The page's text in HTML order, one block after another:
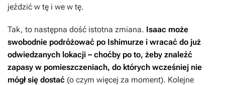
jeździć w tę i we w tę.
Tak, to następna dość istotna zmiana. Isaac może
swobodnie podróżować po Ishimurze i wracać do już
odwiedzanych lokacji – choćby po to, żeby znaleźć
zapasy w pomieszczeniach, do których wcześniej nie
mógł się dostać (o czym więcej za moment). Kolejne